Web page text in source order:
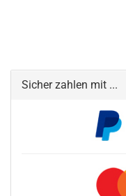
Sicher zahlen mit ...